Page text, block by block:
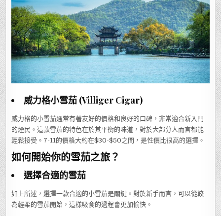
威力格小雪茄 (Villiger Cigar)
威力格的小雪茄通常有著友好的價格和良好的口碑，非常適合新入門
的煙民。這款雪茄的特色在於其平衡的味道，對於大部分人而言都能
輕鬆接受。7-11的價格大約在$30-$50之間，是性價比很高的選擇。
如何開始你的雪茄之旅？
選擇合適的雪茄
如上所述，選擇一款合適的小雪茄是關鍵。對於新手而言，可以從較
為輕柔的雪茄開始，這樣吸食的過程會更加愉快。